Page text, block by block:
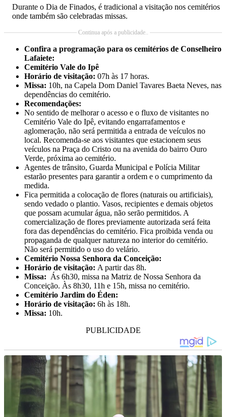
Durante o Dia de Finados, é tradicional a visitação nos cemitérios
onde também são celebradas missas.
Continua após a publicidade..
Confira a programação para os cemitérios de Conselheiro
Lafaiete:
Cemitério Vale do Ipê
Horário de visitação: 07h às 17 horas.
Missa: 10h, na Capela Dom Daniel Tavares Baeta Neves, nas
dependências do cemitério.
Recomendações:
No sentido de melhorar o acesso e o fluxo de visitantes no
Cemitério Vale do Ipê, evitando engarrafamentos e
aglomeração, não será permitida a entrada de veículos no
local. Recomenda-se aos visitantes que estacionem seus
veículos na Praça do Cristo ou na avenida do bairro Ouro
Verde, próxima ao cemitério.
Agentes de trânsito, Guarda Municipal e Polícia Militar
estarão presentes para garantir a ordem e o cumprimento da
medida.
Fica permitida a colocação de flores (naturais ou artificiais),
sendo vedado o plantio. Vasos, recipientes e demais objetos
que possam acumular água, não serão permitidos. A
comercialização de flores previamente autorizada será feita
fora das dependências do cemitério. Fica proibida venda ou
propaganda de qualquer natureza no interior do cemitério.
Não será permitido o uso do velário.
Cemitério Nossa Senhora da Conceição:
Horário de visitação: A partir das 8h.
Missa: Ás 6h30, missa na Matriz de Nossa Senhora da
Conceição. Às 8h30, 11h e 15h, missa no cemitério.
Cemitério Jardim do Éden:
Horário de visitação: 6h às 18h.
Missa: 10h.
PUBLICIDADE